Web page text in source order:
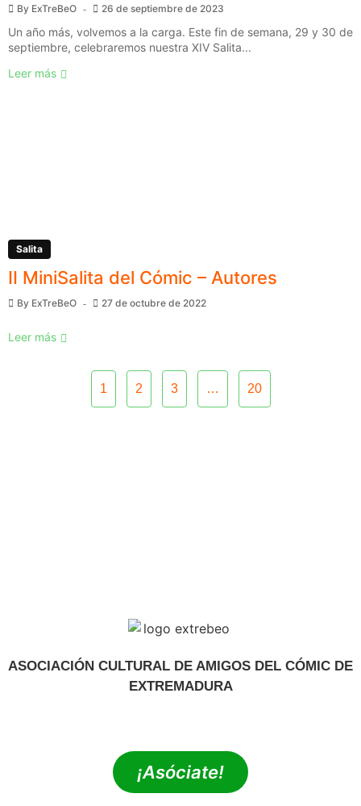
By ExTreBeO 26 de septiembre de 2023
Un año más, volvemos a la carga. Este fin de semana, 29 y 30 de
septiembre, celebraremos nuestra XIV Salita...
Leer más
Salita
II MiniSalita del Cómic – Autores
By ExTreBeO 27 de octubre de 2022
Leer más
1 2 3 … 20
ASOCIACIÓN CULTURAL DE AMIGOS DEL CÓMIC DE
EXTREMADURA
¡Asóciate!